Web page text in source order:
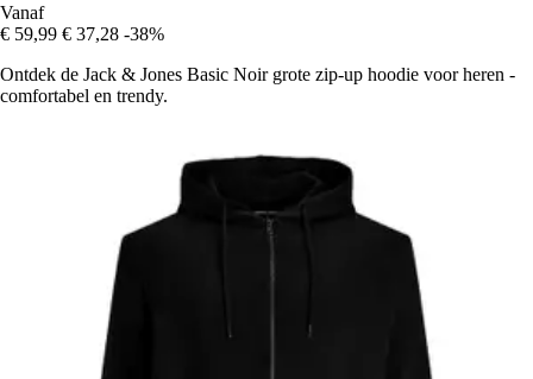
Vanaf
€ 59,99 € 37,28 -38%
Ontdek de Jack & Jones Basic Noir grote zip-up hoodie voor heren -
comfortabel en trendy.